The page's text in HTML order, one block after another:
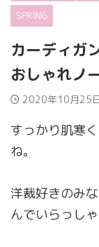
SPRING
カーディガ
おしゃれノ
2020年10月25
すっかり肌寒
ね。
洋裁好きのみ
んでいらっし